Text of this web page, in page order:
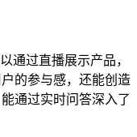
通过直播展示产品，
的参与感，还能创造
通过实时问答深入了